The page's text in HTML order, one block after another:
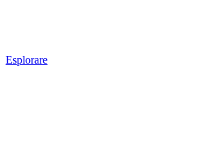
Esplorare